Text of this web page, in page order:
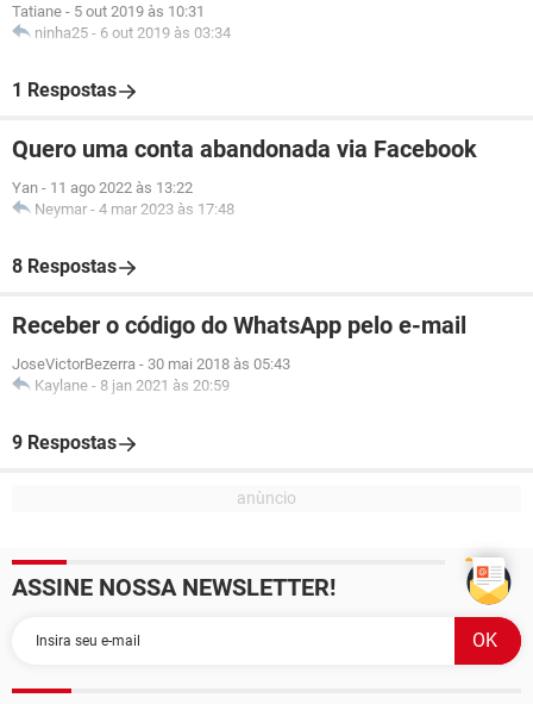
Tatiane - 5 out 2019 às 10:31
ninha25 - 6 out 2019 às 03:34
1 Respostas
Quero uma conta abandonada via Facebook
Yan - 11 ago 2022 às 13:22
Neymar - 4 mar 2023 às 17:48
8 Respostas
Receber o código do WhatsApp pelo e-mail
JoseVictorBezerra - 30 mai 2018 às 05:43
Kaylane - 8 jan 2021 às 20:59
9 Respostas
ASSINE NOSSA NEWSLETTER!